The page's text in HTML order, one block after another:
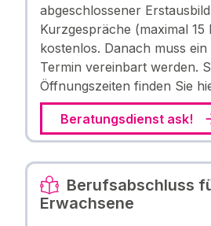
abgeschlossener
Kurzgespräche (maximal 15
kostenlos. Danach muss
Termin vereinbart werden.
Öffnungszeiten finden Sie
Beratungsdienst ask!
Berufsabschluss
Erwachsene